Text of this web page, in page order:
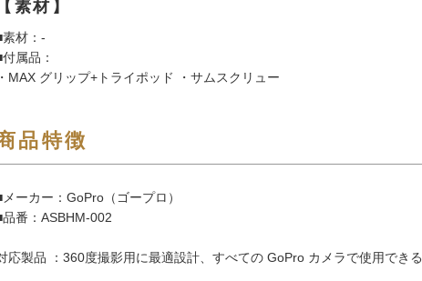
【素材】
素材：-
属品：
・MAX グリップ+トライポッド ・サムスクリュー
品特徴
メーカー：GoPro（ゴープロ）
品番：ASBHM-002
応製品 ：360度撮影用に最適設計、すべての GoPro カメラで使用できる